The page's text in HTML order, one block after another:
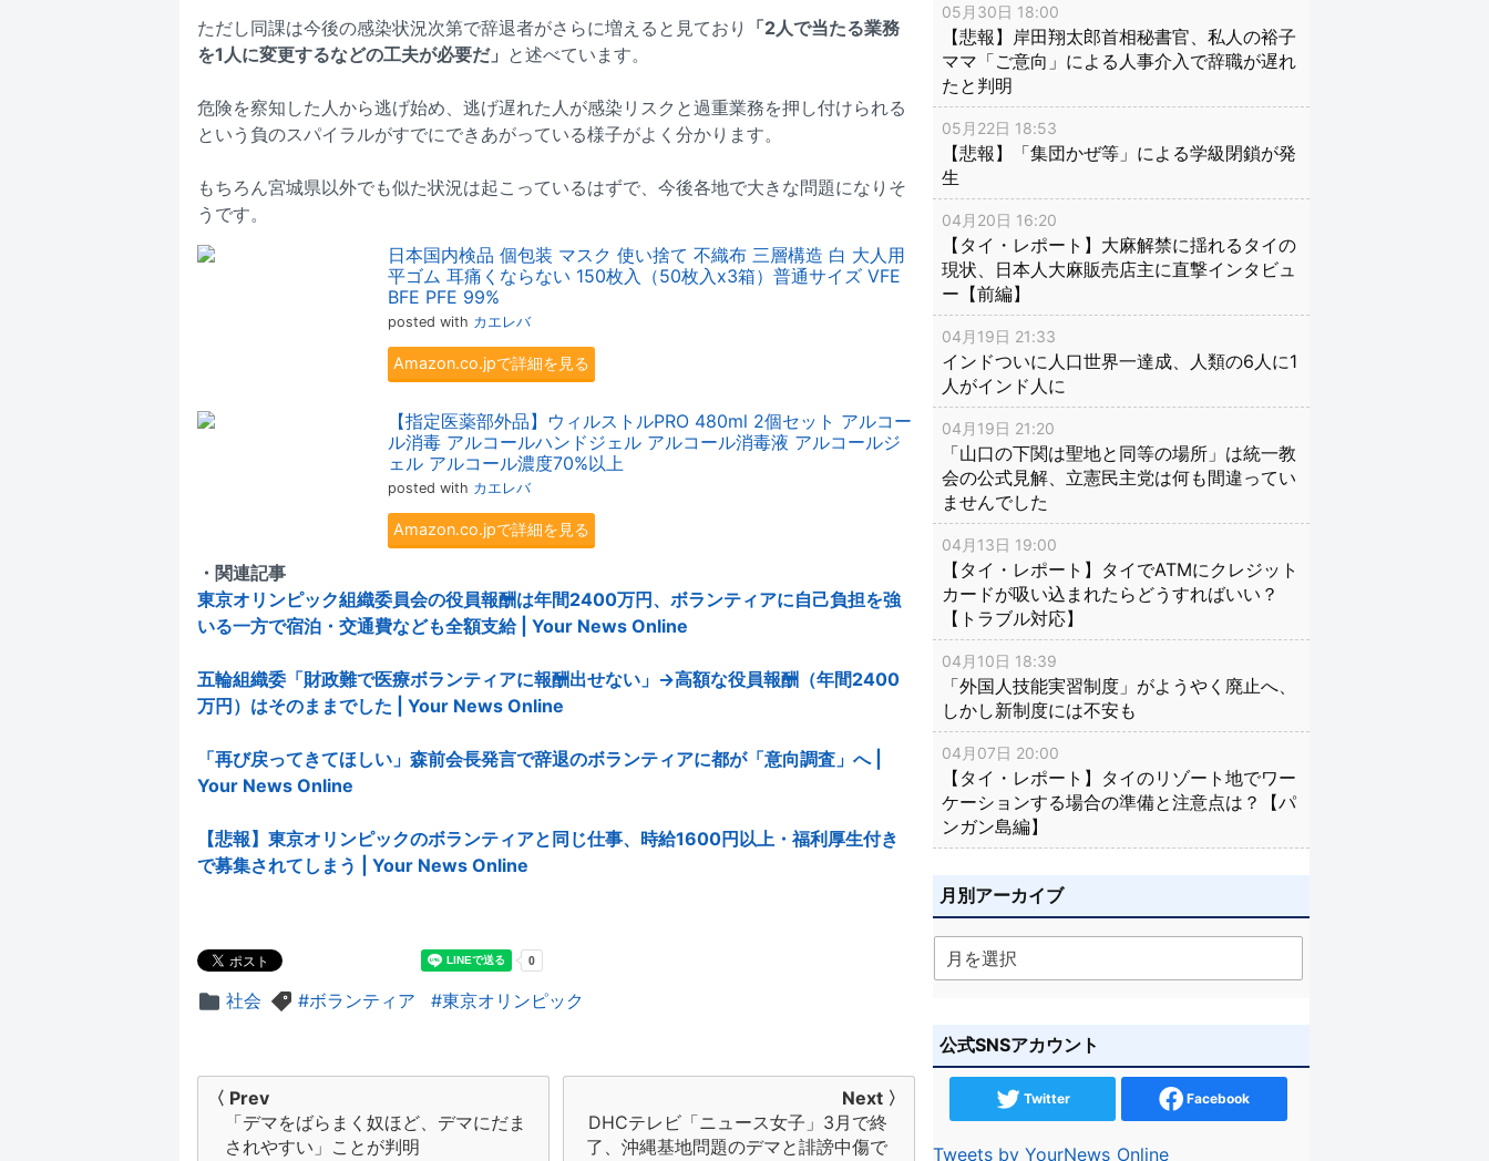
ただし同課は今後の感染状況次第で辞退者がさらに増えると見ており
「2人で当たる業務
を1人に変更するなどの工夫が必要だ」 と述べています。
危険を察知した人から逃げ始め、逃げ遅れた人が感染リスクと過重業務を押し付けられる
という負のスパイラルがすでにできあがっている様子がよく分かります。
もちろん宮城県以外でも似た状況は起こっているはずで、今後各地で大きな問題になりそ
うです。
日本国内検品 個包装 マスク 使い捨て 不織布 三層構造 白 大人用
平ゴム 耳痛くならない 150枚入（50枚入x3箱）普通サイズ VFE
BFE PFE 99%
posted with カエレバ
Amazon.co.jpで詳細を見る
【指定医薬部外品】ウィルストルPRO 480ml 2個セット アルコー
ル消毒 アルコールハンドジェル アルコール消毒液 アルコールジ
ェル アルコール濃度70%以上
posted with カエレバ
Amazon.co.jpで詳細を見る
・関連記事
東京オリンピック組織委員会の役員報酬は年間2400万円、ボランティアに自己負担を強
いる一方で宿泊・交通費なども全額支給 | Your News Online
五輪組織委「財政難で医療ボランティアに報酬出せない」→高額な役員報酬（年間2400
万円）はそのままでした | Your News Online
「再び戻ってきてほしい」森前会長発言で辞退のボランティアに都が「意向調査」へ |
Your News Online
【悲報】東京オリンピックのボランティアと同じ仕事、時給1600円以上・福利厚生付き
で募集されてしまう | Your News Online
社会 ボランティア 東京オリンピック
〈 Prev
「デマをばらまく奴ほど、デマにだま
されやすい」ことが判明
Next 〉
DHCテレビ「ニュース女子」3月で終
了、沖縄基地問題のデマと誹謗中傷で
05月30日 18:00
【悲報】岸田翔太郎首相秘書官、私人の裕子
ママ「ご意向」による人事介入で辞職が遅れ
たと判明
05月22日 18:53
【悲報】「集団かぜ等」による学級閉鎖が発
生
04月20日 16:20
【タイ・レポート】大麻解禁に揺れるタイの
現状、日本人大麻販売店主に直撃インタビュ
ー【前編】
04月19日 21:33
インドついに人口世界一達成、人類の6人に1
人がインド人に
04月19日 21:20
「山口の下関は聖地と同等の場所」は統一教
会の公式見解、立憲民主党は何も間違ってい
ませんでした
04月13日 19:00
【タイ・レポート】タイでATMにクレジット
カードが吸い込まれたらどうすればいい？
【トラブル対応】
04月10日 18:39
「外国人技能実習制度」がようやく廃止へ、
しかし新制度には不安も
04月07日 20:00
【タイ・レポート】タイのリゾート地でワー
ケーションする場合の準備と注意点は？【パ
ンガン島編】
月別アーカイブ
公式SNSアカウント
Twitter Facebook
Tweets by YourNews_Online